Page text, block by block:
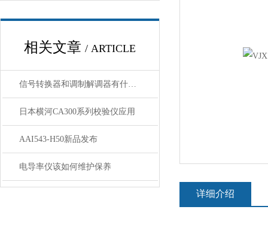
相关文章 / ARTICLE
信号转换器和调制解调器有什么区别
日本横河CA300系列校验仪应用
AAI543-H50新品发布
电导率仪该如何维护保养
详细介绍